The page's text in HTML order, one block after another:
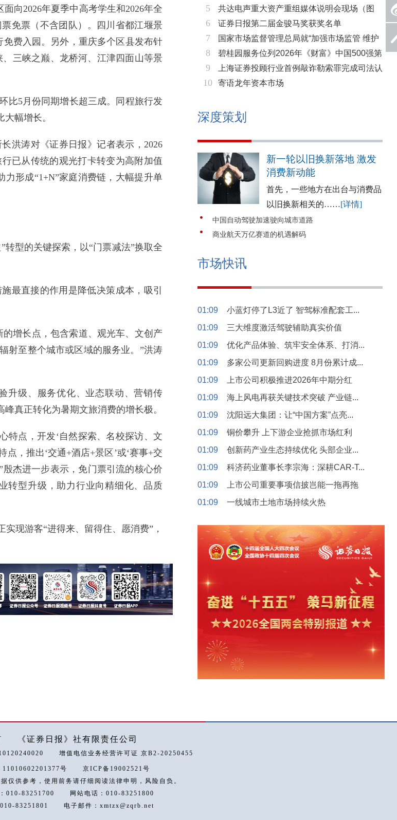
向2026年夏季中高考学生和2026年全
免票（不含团队）。四川省都江堰景
免费入园。另外，重庆多个区县发布针
三峡之巅、龙桥河、江津四面山等景
5月份同期增长超三成。同程旅行发
幅增长。
涛对《证券日报》记者表示，2026
已从传统的观光打卡转变为高附加值
形成“1+N”家庭消费链，大幅提升单
型的关键探索，以“门票减法”换取全
直接的作用是降低决策成本，吸引
增长点，包含索道、观光车、文创产
射至整个城市或区域的服务业。”洪涛
级、服务优化、业态联动、营销传
真正转化为暑期文旅消费的增长极。
特点，开发‘自然探索、名校探访、文
，推出‘交通+酒店+景区’或‘赛事+交
杰进一步表示，免门票引流的核心价
转型升级，助力行业向精细化、品质
现游客“进得来、留得住、愿消费”，
5
6
7
8
9
10
片）
共达电声重大资产重组媒体说明会现场（图
片）
证券日报第二届金骏马奖获奖名单
国家市场监督管理总局就“加强市场监管 维护
市场秩序”答记者问
碧桂园服务位列2026年《财富》中国500强第
321位 排名稳步上升彰显发展韧性
上海证券投顾行业首例敲诈勒索罪完成司法认
定 司法机关重拳打击“职业索赔人”
寄语龙年资本市场
深度策划
新一轮以旧换新落地 激发
消费新动能
首先，一些地方在出台与消费品
以旧换新相关的……[详情]
中国自动驾驶加速驶向城市道路
商业航天万亿赛道的机遇解码
市场快讯
01:09
小蓝灯停了L3近了 智驾标准配套工...
01:09
三大维度激活驾驶辅助真实价值
01:09
优化产品体验、筑牢安全体系、打消...
01:09
多家公司更新回购进度 8月份累计成...
01:09
上市公司积极推进2026年中期分红
01:09
海上风电再获关键技术突破 产业链...
01:09
沈阳远大集团：让“中国方案”点亮...
01:09
铜价攀升 上下游企业抢抓市场红利
01:09
创新药产业生态持续优化 头部企业...
01:09
科济药业董事长李宗海：深耕CAR-T...
01:09
上市公司重要事项信披岂能一拖再拖
01:09
一线城市土地市场持续火热
《证券日报》社有限责任公司
增值电信业务经营许可证 京B2-20250455
11010602201377号
京ICP备19002521号
仅供参考，使用前务请仔细阅读法律申明，风险自负。
010-83251700
网站电话：010-83251800
83251801
电子邮件：xmtzx@zqrb.net